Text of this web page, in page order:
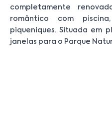
completamente
romântico com
piqueniques. Situada em
janelas para o Parque